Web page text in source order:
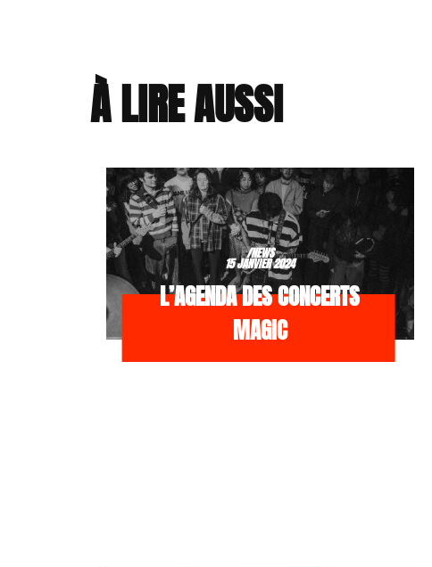
À LIRE AUSSI
/NEWS
15 JANVIER 2024
L’AGENDA DES CONCERTS
MAGIC